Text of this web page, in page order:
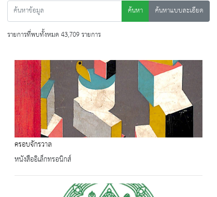
ค้นหา
ค้นหาแบบละเอียด
รายการที่พบทั้งหมด 43,709 รายการ
ครอบจักรวาล
หนังสืออิเล็กทรอนิกส์